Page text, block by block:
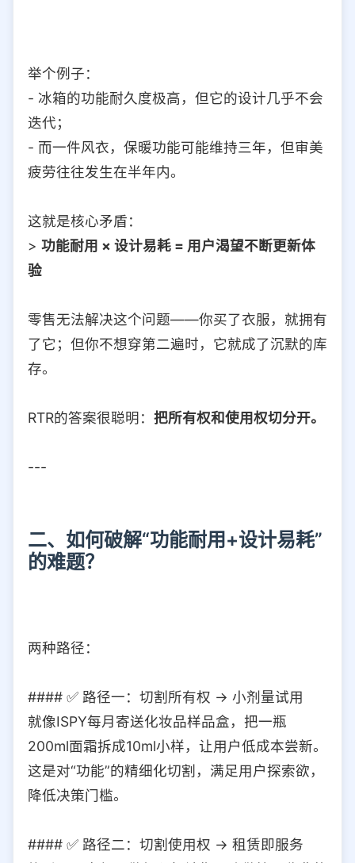
举个例子：
- 冰箱的功能耐久度极高，但它的设计几乎不会
迭代；
- 而一件风衣，保暖功能可能维持三年，但审美
疲劳往往发生在半年内。
这就是核心矛盾：
> 功能耐用 × 设计易耗 = 用户渴望不断更新体
验
零售无法解决这个问题——你买了衣服，就拥有
了它；但你不想穿第二遍时，它就成了沉默的库
存。
RTR的答案很聪明： 把所有权和使用权切分开。
---
二、如何破解“功能耐用+设计易耗”
的难题？
两种路径：
#### ✅ 路径一：切割所有权 → 小剂量试用
就像ISPY每月寄送化妆品样品盒，把一瓶
200ml面霜拆成10ml小样，让用户低成本尝新。
这是对“功能”的精细化切割，满足用户探索欲，
降低决策门槛。
#### ✅ 路径二：切割使用权 → 租赁即服务